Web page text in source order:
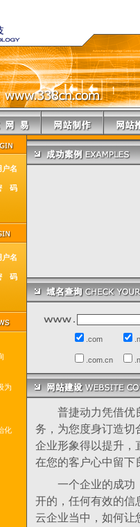
户名
码
户名
码
为
化
.com
.com.cn
普捷动力凭借优
务，为您度身订造切
企业形象得以提升，
在您的客户心中留下
一个企业的成功
开的，任何有效的信
云企业当中，如何让